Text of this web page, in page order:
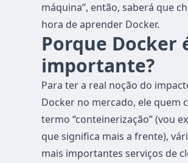
máquina”, então, saberá que
hora de aprender Docker.
Porque Docker
importante?
Para ter a real noção do
Docker no mercado, ele quem
termo “conteinerização” (vou
que significa mais a frente),
mais importantes serviços de